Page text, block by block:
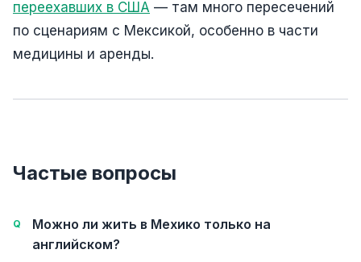
переехавших в США — там много пересечений
по сценариям с Мексикой, особенно в части
медицины и аренды.
Частые вопросы
Можно ли жить в Мехико только на
английском?